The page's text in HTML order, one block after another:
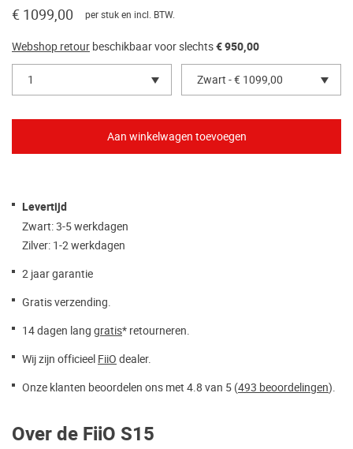
€ 1099,00 per stuk en incl. BTW.
Webshop retour beschikbaar voor slechts€ 950,00
1 Zwart - € 1099,00
Levertijd
Zwart: 3-5 werkdagen
Zilver: 1-2 werkdagen
2 jaar garantie
Gratis verzending.
14 dagen lang gratis* retourneren.
Wij zijn officieel FiiO dealer.
Onze klanten beoordelen ons met 4.8 van 5 (493 beoordelingen).
Over de FiiO S15